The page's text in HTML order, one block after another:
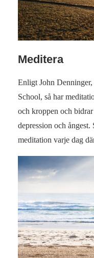
Meditera
Enligt John
School, så har
och kroppen och
depression och
meditation varje dag